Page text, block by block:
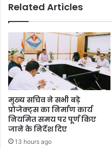
नन
गु
रु
गो
बिं
सिं
ह
’
Related Articles
मुख्य सचिव ने सभी बड़े
प्रोजेक्ट्स का निर्माण कार्य
नियमित समय पर पूर्ण किए
जाने के निर्देश दिए
13 hours ago